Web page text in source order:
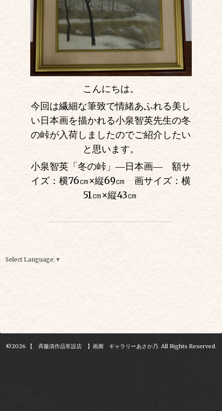
こんにちは。
今回は繊細な筆致で情緒あふれる美し
い日本画を描かれる小泉智英先生の冬
の峠が入荷しましたのでご紹介したい
と思います。
小泉智英「冬の峠」―日本画― 額サ
イズ：横76㎝×縦69㎝ 画サイズ：横
51㎝×縦43㎝
Select Language ▼
©2026 【 斉藤清作品常設店 】画廊 ギャラリーあさか乃. All Rights Reserved.